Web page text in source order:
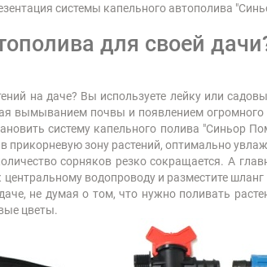
системы капельного автополива
для своей
на даче? Вы используете лейку или
вымыванием почвы и появлением
систему капельного полива "Синьор
зону растений, оптимально
сорняков резко сокращается. А
водопроводу и разместите
не думая о том, что нужно поливать
цветы.